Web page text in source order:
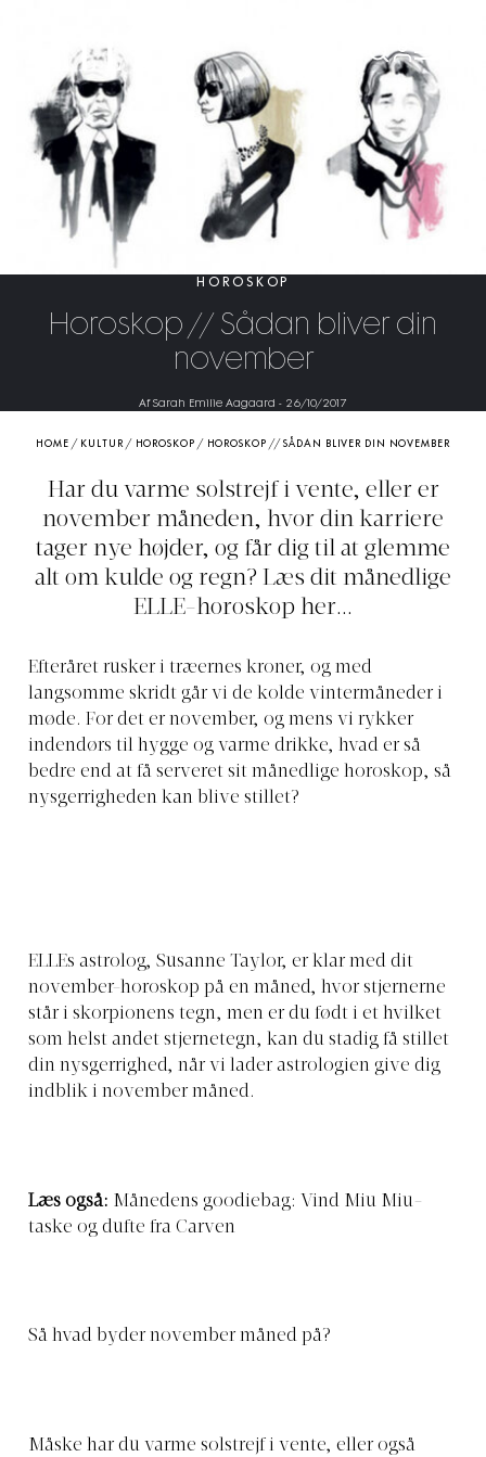
HOROSKOP
Horoskop // Sådan bliver din
november
Af Sarah Emilie Aagaard - 26/10/2017
HOME / KULTUR / HOROSKOP / HOROSKOP // SÅDAN BLIVER DIN NOVEMBER
Har du varme solstrejf i vente, eller er
november måneden, hvor din karriere
tager nye højder, og får dig til at glemme
alt om kulde og regn? Læs dit månedlige
ELLE-horoskop her...
Efteråret rusker i træernes kroner, og med
langsomme skridt går vi de kolde vintermåneder i
møde. For det er november, og mens vi rykker
indendørs til hygge og varme drikke, hvad er så
bedre end at få serveret sit månedlige horoskop, så
nysgerrigheden kan blive stillet?
ELLEs astrolog, Susanne Taylor, er klar med dit
november-horoskop på en måned, hvor stjernerne
står i skorpionens tegn, men er du født i et hvilket
som helst andet stjernetegn, kan du stadig få stillet
din nysgerrighed, når vi lader astrologien give dig
indblik i november måned.
Læs også: Månedens goodiebag: Vind Miu Miu-
taske og dufte fra Carven
Så hvad byder november måned på?
Måske har du varme solstrejf i vente, eller også